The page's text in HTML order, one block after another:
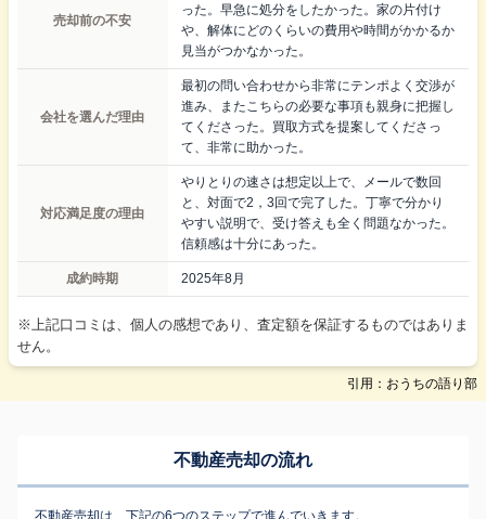
売却前の不安
った。早急に処分をしたかった。家の片付け
や、解体にどのくらいの費用や時間がかかるか
見当がつかなかった。
会社を選んだ理由
最初の問い合わせから非常にテンポよく交渉が
進み、またこちらの必要な事項も親身に把握し
てくださった。買取方式を提案してくださっ
て、非常に助かった。
対応満足度の理由
やりとりの速さは想定以上で、メールで数回
と、対面で2，3回で完了した。丁寧で分かり
やすい説明で、受け答えも全く問題なかった。
信頼感は十分にあった。
成約時期 2025年8月
※上記口コミは、個人の感想であり、査定額を保証するものではありま
せん。
引用：おうちの語り部
不動産売却の流れ
不動産売却は、下記の6つのステップで進んでいきます。